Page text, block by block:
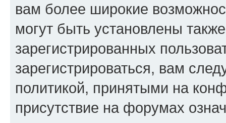
вам более широкие
могут быть установлены
зарегистрированных
зарегистрироваться, вам
политикой, принятыми на
присутствие на форумах